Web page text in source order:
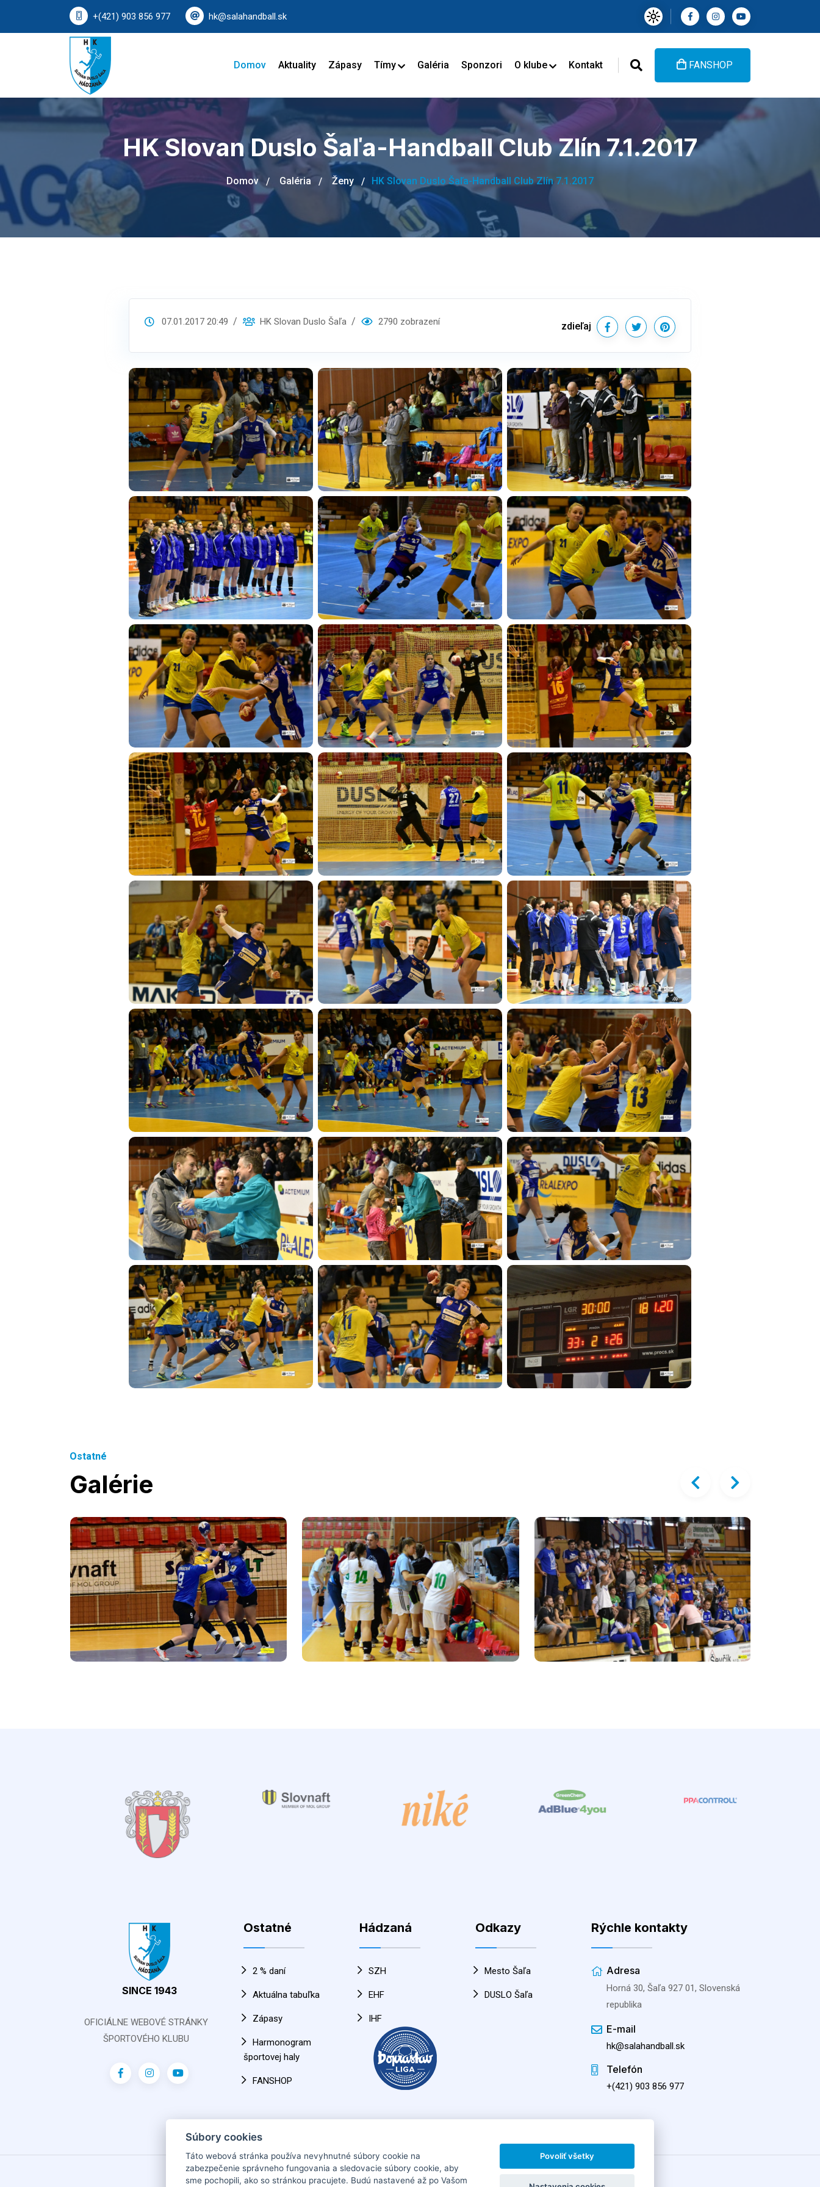
+(421) 903 856 977 hk@salahandball.sk
Domov Aktuality Zápasy Tímy Galéria Sponzori O klube Kontakt FANSHOP
HK Slovan Duslo Šaľa-Handball Club Zlín 7.1.2017
Domov Galéria Ženy HK Slovan Duslo Šaľa-Handball Club Zlín 7.1.2017
07.01.2017 20:49 HK Slovan Duslo Šaľa 2790 zobrazení zdieľaj
Ostatné
Galérie
SINCE 1943
OFICIÁLNE WEBOVÉ STRÁNKY
ŠPORTOVÉHO KLUBU
Ostatné
2 % daní
Aktuálna tabuľka
Zápasy
Harmonogram
športovej haly
FANSHOP
Hádzaná
SZH
EHF
IHF
Odkazy
Mesto Šaľa
DUSLO Šaľa
Rýchle kontakty
Adresa
Horná 30, Šaľa 927 01, Slovenská
republika
E-mail
hk@salahandball.sk
Telefón
+(421) 903 856 977
2026 HÁDZANÁRSKY KLUB SLOVAN DUSLO ŠAĽA
Súbory cookies
Táto webová stránka používa nevyhnutné súbory cookie na
zabezpečenie správneho fungovania a sledovacie súbory cookie, aby
sme pochopili, ako so stránkou pracujete. Budú nastavené až po Vašom
Povoliť všetky